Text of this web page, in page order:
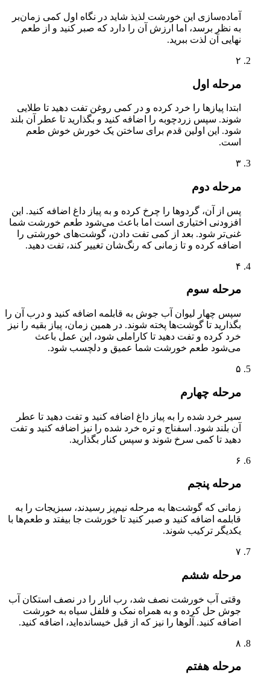
آماده‌سازی این خورشت لذیذ شاید در نگاه اول کمی زمان‌بر
به نظر برسد، اما ارزش آن را دارد که صبر کنید و از طعم
نهایی آن لذت ببرید.
مرحله اول
ابتدا پیازها را خرد کرده و در کمی روغن تفت دهید تا طلایی
شوند. سپس زردچوبه را اضافه کنید و بگذارید تا عطر آن بلند
شود. این اولین قدم برای ساختن یک خورش خوش طعم
مرحله دوم
پس از آن، گردوها را چرخ کرده و به پیاز داغ اضافه کنید. این
افزودنی اختیاری است اما باعث می‌شود طعم خورشت شما
غنی‌تر شود. بعد از کمی تفت دادن، گوشت‌های خورشتی را
اضافه کرده و تا زمانی که رنگ‌شان تغییر کند، تفت دهید.
مرحله سوم
سپس چهار لیوان آب جوش به قابلمه اضافه کنید و درب آن را
بگذارید تا گوشت‌ها پخته شوند. در همین زمان، پیاز بقیه را نیز
خرد کرده و تفت دهید تا کاراملی شود، این عمل باعث
می‌شود طعم خورشت شما عمیق و دلچسب شود.
مرحله چهارم
سیر خرد شده را به پیاز داغ اضافه کنید و تفت دهید تا عطر
آن بلند شود. اسفناج و تره خرد شده را نیز اضافه کنید و تفت
دهید تا کمی سرخ شوند و سپس کنار بگذارید.
مرحله پنجم
زمانی که گوشت‌ها به مرحله نیم‌پز رسیدند، سبزیجات را به
قابلمه اضافه کنید و صبر کنید تا خورشت جا بیفتد و طعم‌ها با
یکدیگر ترکیب شوند.
مرحله ششم
وقتی آب خورشت نصف شد، رب انار را در نصف استکان آب
جوش حل کرده و به همراه نمک و فلفل سیاه به خورشت
اضافه کنید. آلوها را نیز که از قبل خیسانده‌اید، اضافه کنید.
مرحله هفتم